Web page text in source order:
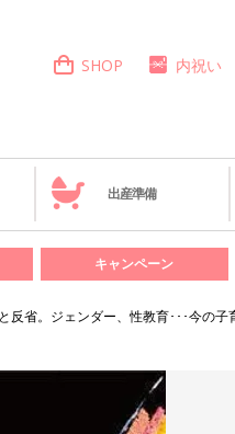
SHOP 内祝い
出産準備
キャンペーン
反省。ジェンダー、性教育･･･今の子